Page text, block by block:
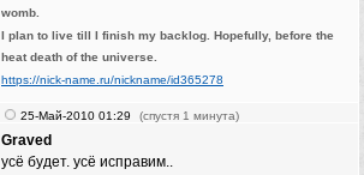
womb.
I plan to live till I finish my backlog. Hopefully, before the
heat death of the universe.
https://nick-name.ru/nickname/id365278
25-Май-2010 01:29 (спустя 1 минута)
Graved
усё будет. усё исправим..